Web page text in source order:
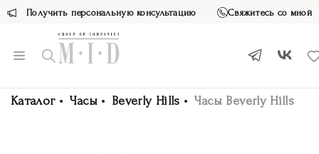
Получить персональную консультацию Свяжитесь со мной
Каталог Часы Beverly Hills Часы Beverly Hills